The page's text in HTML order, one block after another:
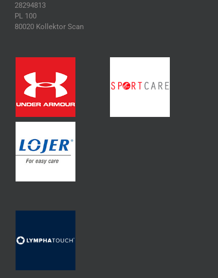
28294813
PL 100
80020 Kollektor Scan